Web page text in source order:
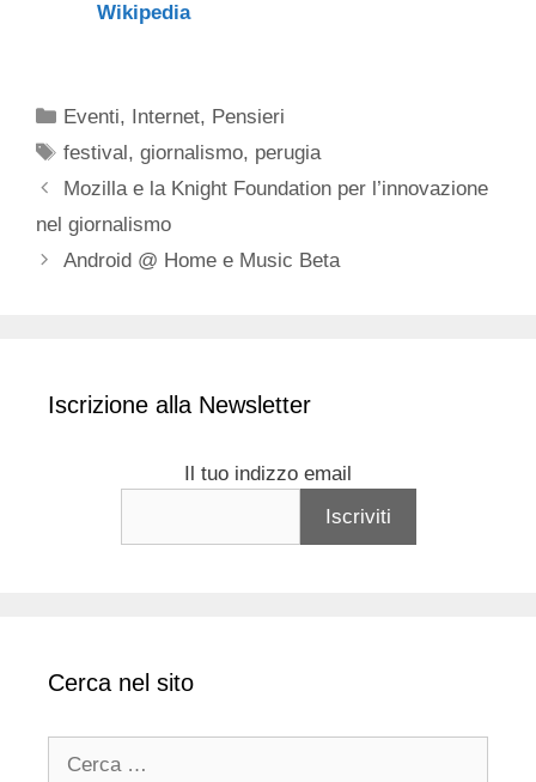
Wikipedia
Categorie
Eventi, Internet, Pensieri
Tag
festival,giornalismo, perugia
Mozilla e la Knight Foundation per l’innovazione
nel giornalismo
Android @ Home e Music Beta
Iscrizione alla Newsletter
Il tuo indizzo email
Cerca nel sito